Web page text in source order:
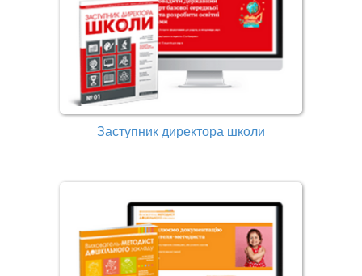
Заступник директора школи